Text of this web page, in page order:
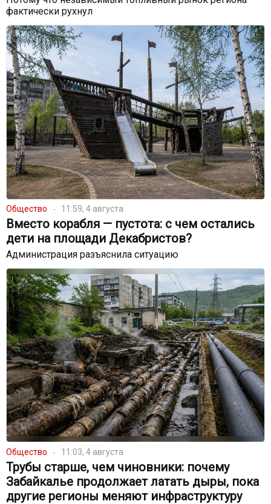
фактически рухнул
Общество 11:59, 4 августа
Вместо корабля — пустота: с чем остались
дети на площади Декабристов?
Администрация разъяснила ситуацию
Общество 11:03, 4 августа
Трубы старше, чем чиновники: почему
Забайкалье продолжает латать дыры, пока
другие регионы меняют инфраструктуру